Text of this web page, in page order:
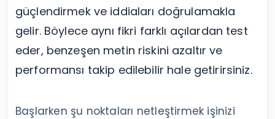
güçlendirmek ve iddiaları doğrulamakla
gelir. Böylece aynı fikri farklı açılardan test
eder, benzeşen metin riskini azaltır ve
performansı takip edilebilir hale getirirsiniz.
Başlarken şu noktaları netleştirmek işinizi